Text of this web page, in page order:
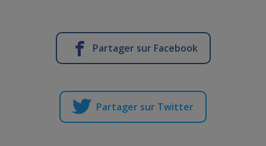
Partager sur Facebook
Partager sur Twitter